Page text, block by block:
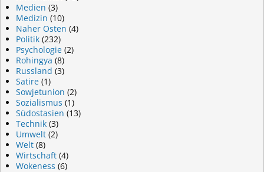
Medien (3)
Medizin (10)
Naher Osten (4)
Politik (232)
Psychologie (2)
Rohingya (8)
Russland (3)
Satire (1)
Sowjetunion (2)
Sozialismus (1)
Südostasien (13)
Technik (3)
Umwelt (2)
Welt (8)
Wirtschaft (4)
Wokeness (6)